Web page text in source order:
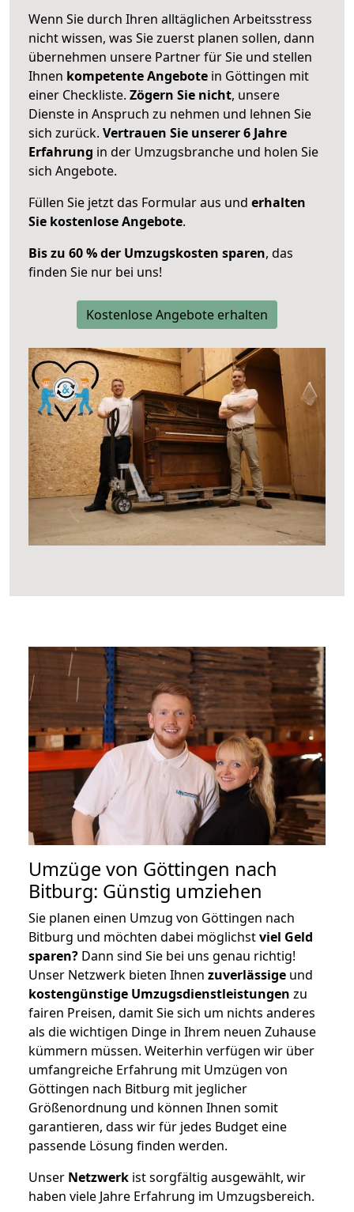
Wenn Sie durch Ihren alltäglichen Arbeitsstress
nicht wissen, was Sie zuerst planen sollen, dann
übernehmen unsere Partner für Sie und stellen
Ihnen kompetente Angebote in Göttingen mit
einer Checkliste. Zögern Sie nicht, unsere
Dienste in Anspruch zu nehmen und lehnen Sie
sich zurück. Vertrauen Sie unserer 6 Jahre
Erfahrung in der Umzugsbranche und holen Sie
sich Angebote.
Füllen Sie jetzt das Formular aus und erhalten
Sie kostenlose Angebote.
Bis zu 60 % der Umzugskosten sparen, das
finden Sie nur bei uns!
Kostenlose Angebote erhalten
Umzüge von Göttingen nach
Bitburg: Günstig umziehen
Sie planen einen Umzug von Göttingen nach
Bitburg und möchten dabei möglichstviel Geld
sparen? Dann sind Sie bei uns genau richtig!
Unser Netzwerk bieten Ihnen zuverlässige und
kostengünstige Umzugsdienstleistungen zu
fairen Preisen, damit Sie sich um nichts anderes
als die wichtigen Dinge in Ihrem neuen Zuhause
kümmern müssen. Weiterhin verfügen wir über
umfangreiche Erfahrung mit Umzügen von
Göttingen nach Bitburg mit jeglicher
Größenordnung und können Ihnen somit
garantieren, dass wir für jedes Budget eine
passende Lösung finden werden.
Unser Netzwerk ist sorgfältig ausgewählt, wir
haben viele Jahre Erfahrung im Umzugsbereich.